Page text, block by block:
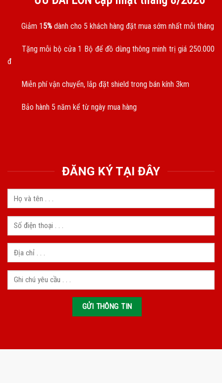
Giảm 1 5% dành cho 5 khách hàng đặt mua sớm nhất mỗi tháng
Tặng mỗi bộ cửa 1 Bộ để đồ dùng thông minh trị giá 250.000
đ
Miễn phí vận chuyển, lắp đặt shield trong bán kính 3km
Bảo hành 5 năm kể từ ngày mua hàng
ĐĂNG KÝ TẠI ĐÂY